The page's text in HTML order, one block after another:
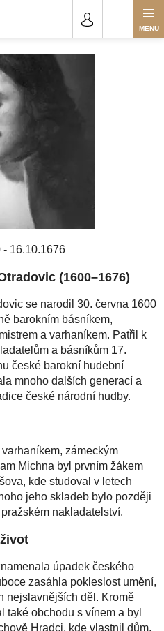
- 16.10.1676
(1600–1676)
se narodil 30. června 1600
barokním básníkem,
a varhaníkem. Patřil k
a básníkům 17.
české barokní hudební
mnoho dalších generací a
české národní hudby.
zámeckým
Michna byl prvním žákem
kde studoval v letech
jeho skladeb bylo později
nakladatelství.
úpadek českého
zasáhla pokleslost umění,
nejslavnějších děl. Kromě
také obchodu s vínem a byl
Hradci, kde vlastnil dům.